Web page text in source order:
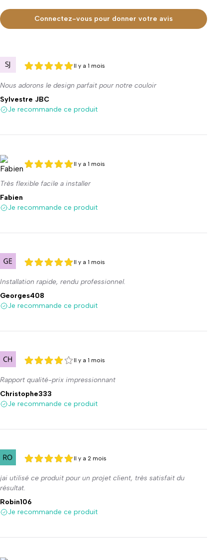
Connectez-vous pour donner votre avis
5 sur 5
5 sur 5
Il y a 1 mois
Nous adorons le design parfait pour notre couloir
Sylvestre JBC
Je recommande ce produit
5 sur 5
5 sur 5
Il y a 1 mois
Très flexible facile a installer
Fabien
Je recommande ce produit
5 sur 5
5 sur 5
Il y a 1 mois
Installation rapide, rendu professionnel.
Georges408
Je recommande ce produit
4 sur 5
4 sur 5
Il y a 1 mois
Rapport qualité-prix impressionnant
Christophe333
Je recommande ce produit
5 sur 5
5 sur 5
Il y a 2 mois
jai utilisé ce produit pour un projet client, très satisfait du
résultat.
Robin106
Je recommande ce produit